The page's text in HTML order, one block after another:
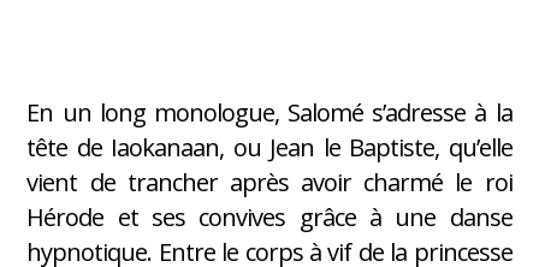
En un long monologue, Salomé s’adresse à la
tête de Iaokanaan, ou Jean le Baptiste, qu’elle
vient de trancher après avoir charmé le roi
Hérode et ses convives grâce à une danse
hypnotique. Entre le corps à vif de la princesse